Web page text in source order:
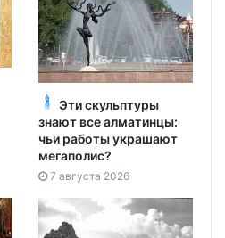
Эти скульптуры
знают все алматинцы:
чьи работы украшают
мегаполис?
7 августа 2026